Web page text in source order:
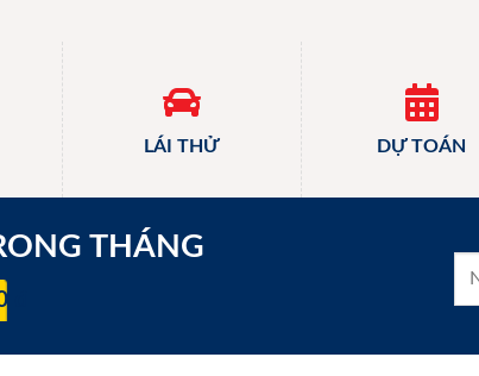
LÁI THỬ DỰ TOÁN
THÁNG
đ